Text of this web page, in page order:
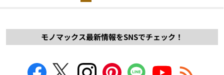
モノマックス最新情報をSNSでチェック！